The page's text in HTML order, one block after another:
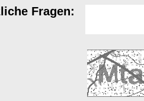
Fragen: